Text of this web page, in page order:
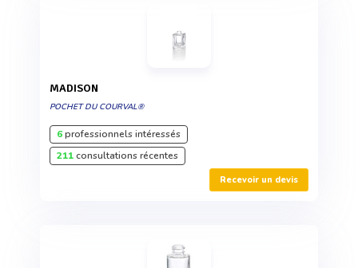
MADISON
POCHET DU COURVAL®
6professionnels intéressés
211consultations récentes
Recevoir un devis